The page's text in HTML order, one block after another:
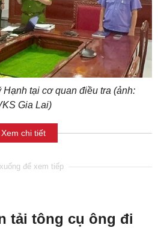
tại cơ quan điều tra (ảnh:
Gia Lai)
Xem chi tiết
tải tông cụ ông đi